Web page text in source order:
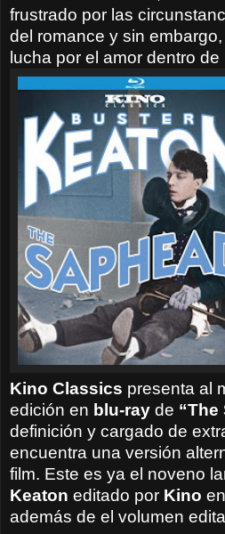
frustrado por las
del romance y sin
lucha por el amor dentro
Kino Classics presenta al
edición en blu-ray de “The
definición y cargado de
encuentra una versión
film. Este es ya el noveno
Keaton editado por Kino
además de el volumen